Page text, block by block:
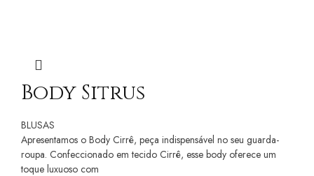
Body Sitrus
BLUSAS
Apresentamos o Body Cirrê, peça indispensável no seu guarda-
roupa. Confeccionado em tecido Cirrê, esse body oferece um
toque luxuoso com